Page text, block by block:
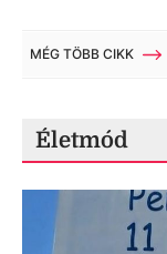
MÉG TÖBB CIKK
Életmód